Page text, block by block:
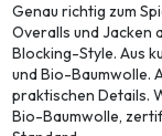
Genau richtig zum
Overalls und Jacken
Blocking-Style. Aus
und Bio-Baumwolle.
praktischen Details.
Bio-Baumwolle,